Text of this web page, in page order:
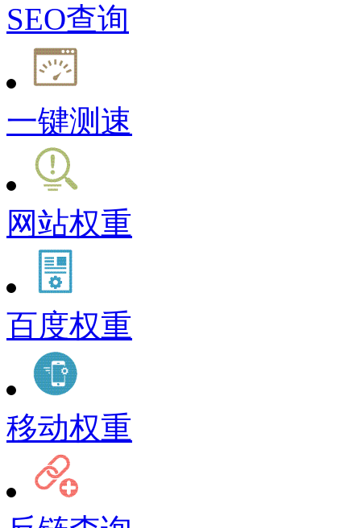
SEO查询
一键测速
网站权重
百度权重
移动权重